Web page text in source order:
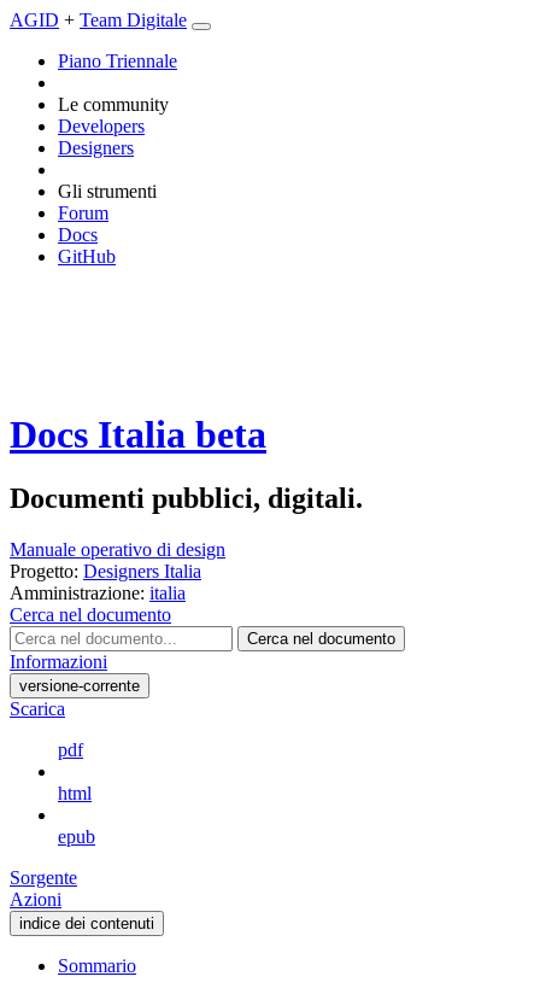
AGID + Team Digitale
Piano Triennale
Le community
Developers
Designers
Gli strumenti
Forum
Docs
GitHub
Docs Italia beta
Documenti pubblici, digitali.
Manuale operativo di design
Progetto: Designers Italia
Amministrazione: italia
Cerca nel documento
Cerca nel documento
Informazioni
versione-corrente
Scarica
pdf
html
epub
Sorgente
Azioni
indice dei contenuti
Sommario